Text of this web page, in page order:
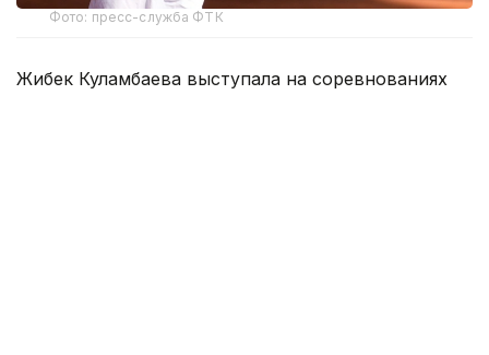
Фото: пресс-служба ФТК
Жибек Куламбаева выступала на соревнованиях